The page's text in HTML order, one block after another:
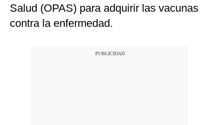
Salud (OPAS) para adquirir las vacunas
contra la enfermedad.